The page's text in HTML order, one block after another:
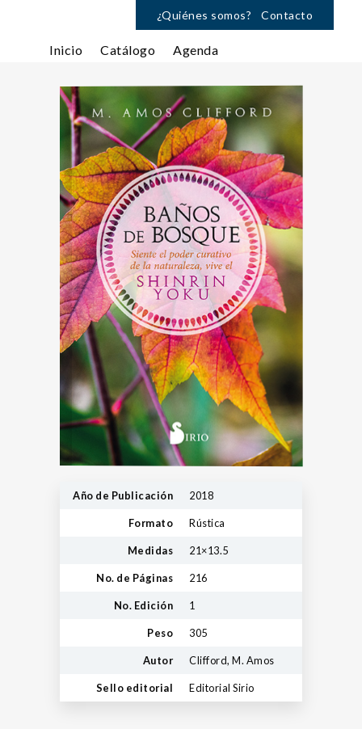
¿Quiénes somos? Contacto
Inicio Catálogo Agenda
Año de Publicación 2018
Formato Rústica
Medidas 21×13.5
No. de Páginas 216
No. Edición 1
Peso 305
Autor Clifford, M. Amos
Sello editorial Editorial Sirio